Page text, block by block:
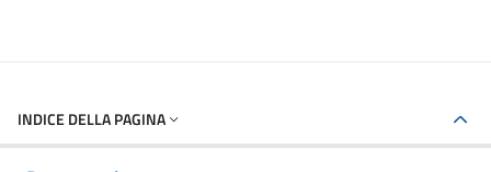
INDICE DELLA PAGINA